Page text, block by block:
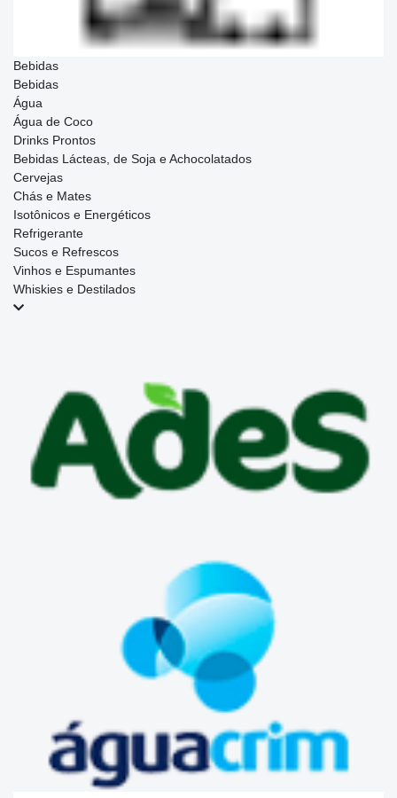
Bebidas
Bebidas
Água
Água de Coco
Drinks Prontos
Bebidas Lácteas, de Soja e Achocolatados
Cervejas
Chás e Mates
Isotônicos e Energéticos
Refrigerante
Sucos e Refrescos
Vinhos e Espumantes
Whiskies e Destilados